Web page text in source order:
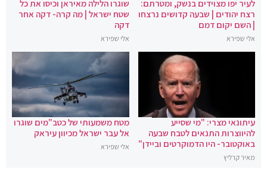
לעיר יפו מצוידים בנשק, ומטרתם:
רצח יהודים | שבעה קדושים נרצחו
| השם יקום דמם
אלי שפירא
שוגרו הלילה מאיראן וכיסו את כל
שטח ישראל | מה קרה- דקה אחר
דקה
אלי שפירא
עיתונאי מצרי: "מי שסייע
להיווצרות התנאים לטבח שבעה
באוקטובר- היו הדמוקרטים וביידן"
מאיר קרליץ
מטח משמעותי של כטב"מים שוגרו
אל עבר ישראל מכיוון עיראק
אלי שפירא